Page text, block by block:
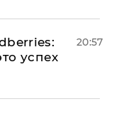
успех
20:57